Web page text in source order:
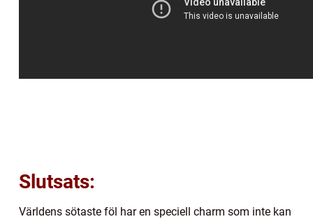
Slutsats:
Världens sötaste föl har en speciell charm som inte kan